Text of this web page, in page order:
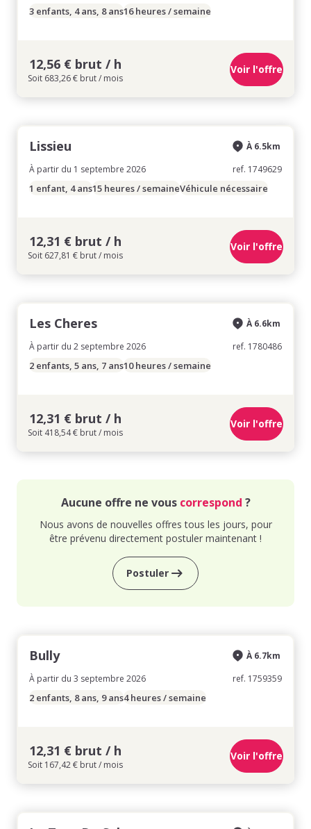
3 enfants, 4 ans, 8 ans16 heures / semaine
12,56 € brut / h
Soit 683,26 € brut / mois
Voir l'offre
Lissieu
À partir du 1 septembre 2026
À 6.5km
ref. 1749629
1 enfant, 4 ans15 heures / semaineVéhicule nécessaire
12,31 € brut / h
Soit 627,81 € brut / mois
Voir l'offre
Les Cheres
À partir du 2 septembre 2026
À 6.6km
ref. 1780486
2 enfants, 5 ans, 7 ans10 heures / semaine
12,31 € brut / h
Soit 418,54 € brut / mois
Voir l'offre
Aucune offre ne vous correspond ?
Nous avons de nouvelles offres tous les jours, pour
être prévenu directement postuler maintenant !
Postuler
Bully
À partir du 3 septembre 2026
À 6.7km
ref. 1759359
2 enfants, 8 ans, 9 ans4 heures / semaine
12,31 € brut / h
Soit 167,42 € brut / mois
Voir l'offre